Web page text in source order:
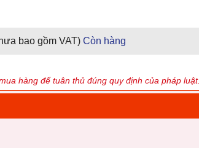
bao gồm VAT) Còn hàng
hàng để tuân thủ đúng quy định của pháp luật.